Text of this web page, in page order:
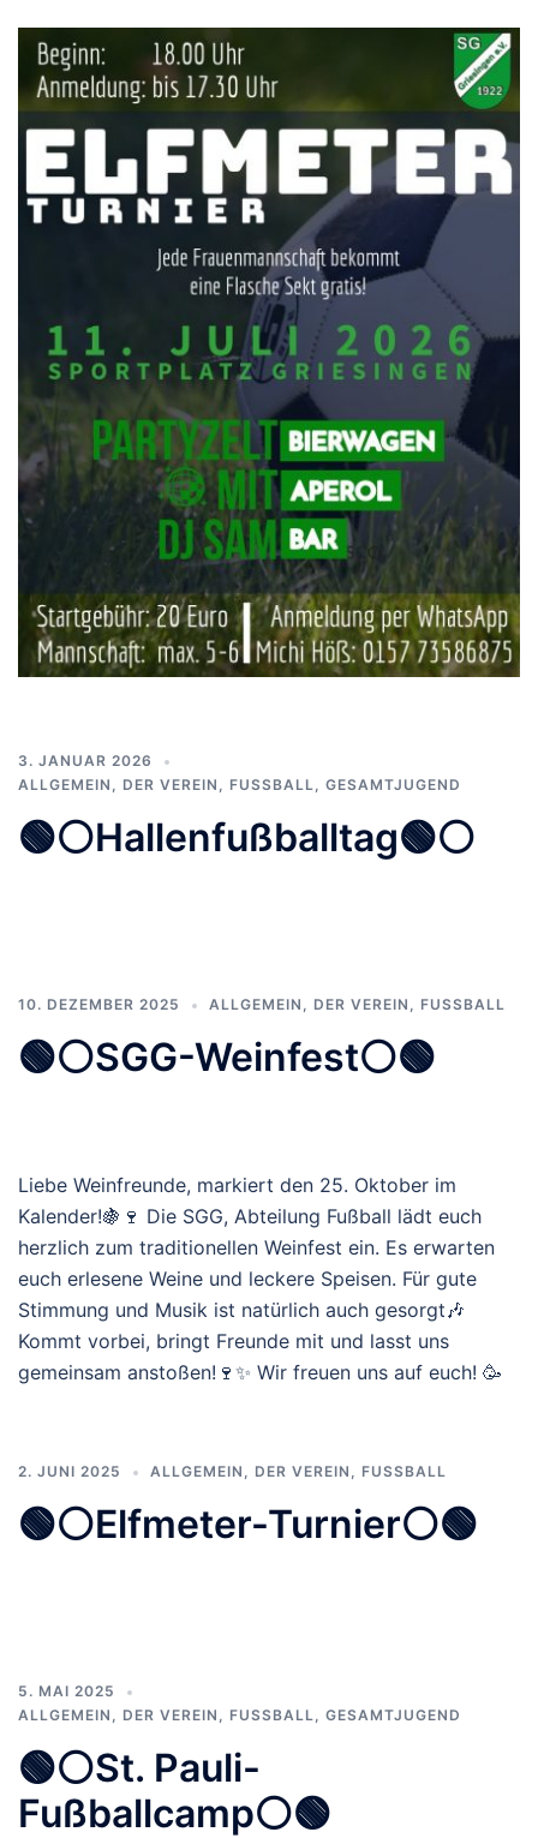
3. JANUAR 2026
ALLGEMEIN
DER VEREIN FUSSBALL GESAMTJUGEND
🟢⚪️Hallenfußballtag🟢⚪️
10. DEZEMBER 2025 ALLGEMEIN DER VEREIN FUSSBALL
🟢⚪️SGG-Weinfest⚪️🟢
Liebe Weinfreunde, markiert den 25. Oktober im
Kalender!🍇🍷 Die SGG, Abteilung Fußball lädt euch
herzlich zum traditionellen Weinfest ein. Es erwarten
euch erlesene Weine und leckere Speisen. Für gute
Stimmung und Musik ist natürlich auch gesorgt🎶
Kommt vorbei, bringt Freunde mit und lasst uns
gemeinsam anstoßen!🍷✨ Wir freuen uns auf euch! 🥳
2. JUNI 2025 ALLGEMEIN DER VEREIN FUSSBALL
🟢⚪️Elfmeter-Turnier⚪️🟢
5. MAI 2025
ALLGEMEIN
DER VEREIN FUSSBALL GESAMTJUGEND
🟢⚪️St. Pauli-
Fußballcamp⚪️🟢